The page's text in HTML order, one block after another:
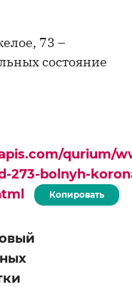
73 –
состояние
qurium/
273-bolnyh-
Копировать